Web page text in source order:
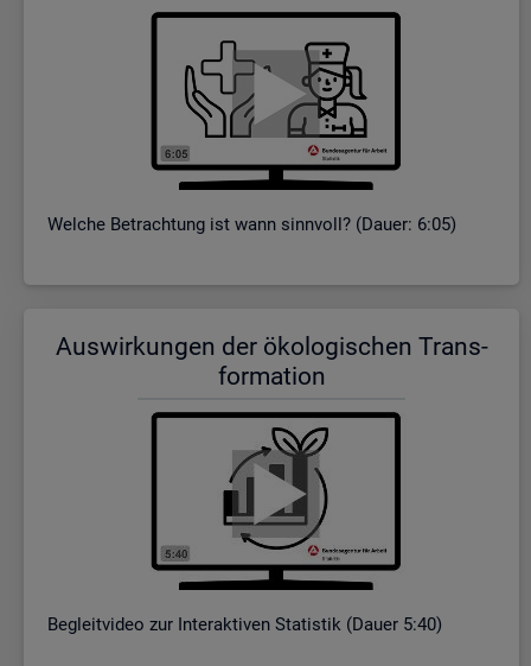
Wel­che Be­trach­tung ist wann sinn­voll? (Dauer: 6:05)
Aus­wir­kun­gen der öko­lo­gi­schen Trans­
for­ma­ti­on
Be­gleit­vi­deo zur In­ter­ak­ti­ven Sta­tis­tik (Dauer 5:40)